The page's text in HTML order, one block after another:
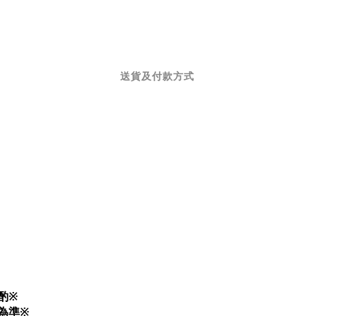
送貨及付款方式
※
準※